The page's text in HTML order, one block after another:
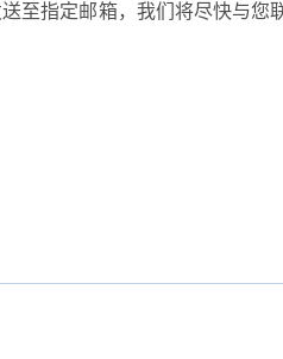
至指定邮箱，我们将尽快与您